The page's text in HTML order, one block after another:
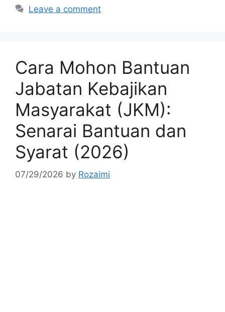
Leave a comment
Cara Mohon Bantuan
Jabatan Kebajikan
Masyarakat (JKM):
Senarai Bantuan dan
Syarat (2026)
07/29/2026 by Rozaimi